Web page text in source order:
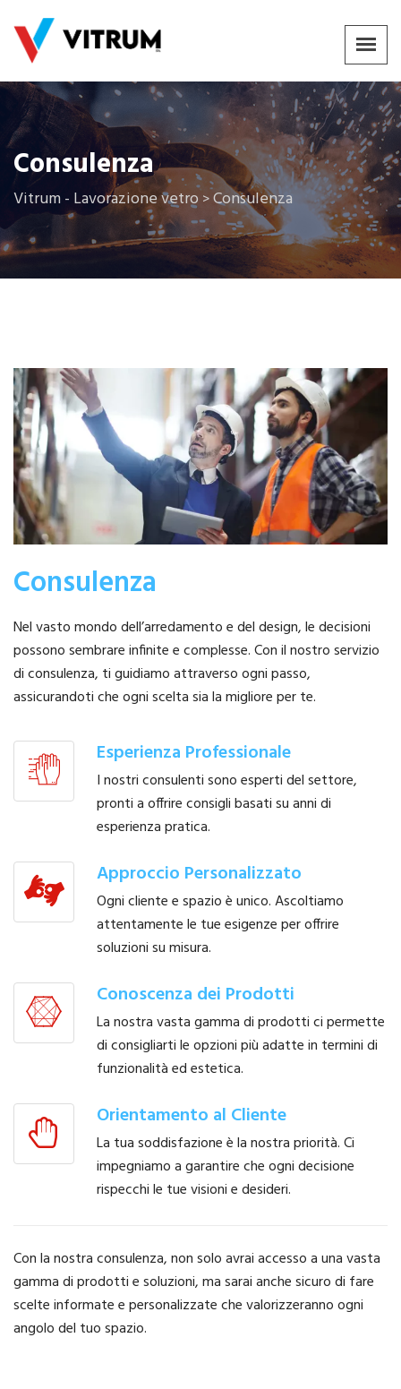
Consulenza
Vitrum - Lavorazione vetro >Consulenza
Consulenza
Nel vasto mondo dell’arredamento e del design, le decisioni
possono sembrare infinite e complesse. Con il nostro servizio
di consulenza, ti guidiamo attraverso ogni passo,
assicurandoti che ogni scelta sia la migliore per te.
Esperienza Professionale
I nostri consulenti sono esperti del settore,
pronti a offrire consigli basati su anni di
esperienza pratica.
Approccio Personalizzato
Ogni cliente e spazio è unico. Ascoltiamo
attentamente le tue esigenze per offrire
soluzioni su misura.
Conoscenza dei Prodotti
La nostra vasta gamma di prodotti ci permette
di consigliarti le opzioni più adatte in termini di
funzionalità ed estetica.
Orientamento al Cliente
La tua soddisfazione è la nostra priorità. Ci
impegniamo a garantire che ogni decisione
rispecchi le tue visioni e desideri.
Con la nostra consulenza, non solo avrai accesso a una vasta
gamma di prodotti e soluzioni, ma sarai anche sicuro di fare
scelte informate e personalizzate che valorizzeranno ogni
angolo del tuo spazio.